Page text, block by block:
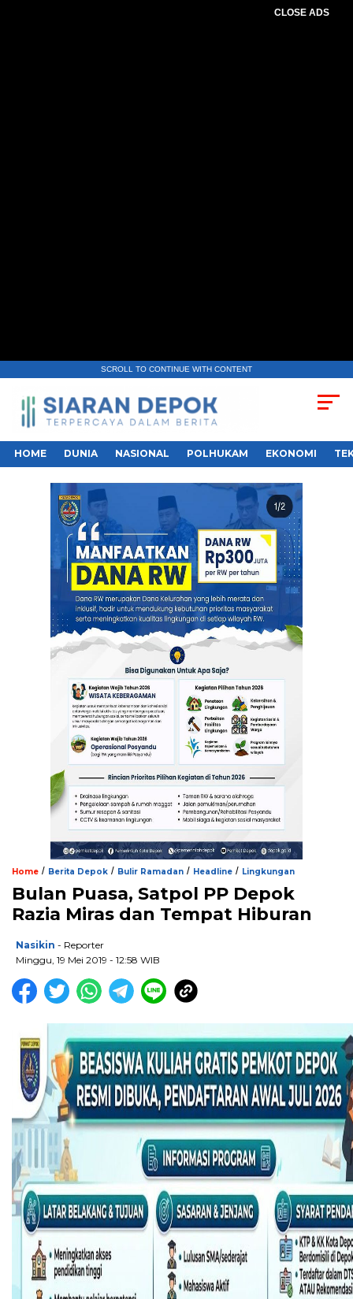
CLOSE ADS
SCROLL TO CONTINUE WITH CONTENT
HOME DUNIA NASIONAL POLHUKAM EKONOMI
Home / Berita Depok / Bulir Ramadan / Headline / Lingkungan
Bulan Puasa, Satpol PP Depok
Razia Miras dan Tempat Hiburan
Nasikin - Reporter
Minggu, 19 Mei 2019 - 12:58 WIB